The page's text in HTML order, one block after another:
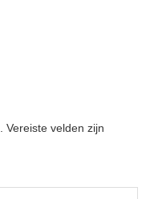
Vereiste velden zijn